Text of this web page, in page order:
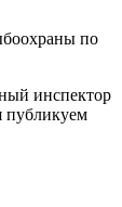
по
инспектор
публикуем